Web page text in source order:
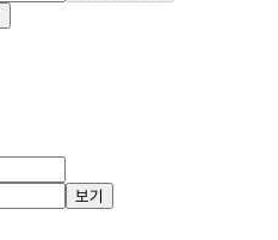
보기